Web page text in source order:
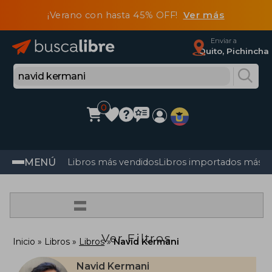
¡Verano con hasta 45% OFF! Ver más
Enviar a
Quito, Pichincha
0
MENÚ Libros más vendidosLibros importados más
=
Ver Filtros
Inicio Libros Libros Navid Kermani
Navid Kermani